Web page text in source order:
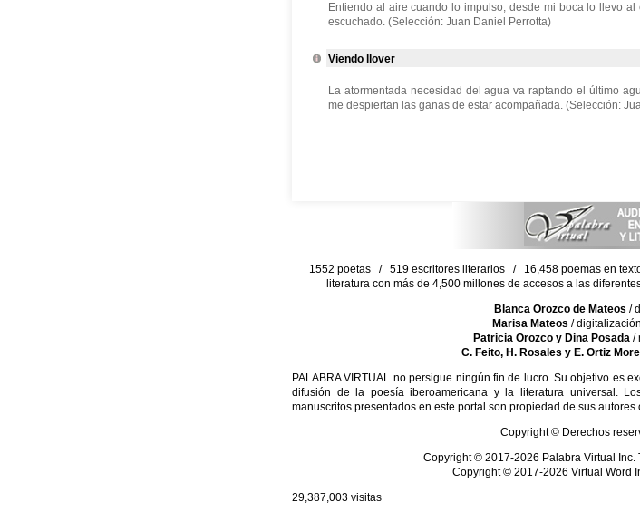
Entiendo al aire cuando lo impulso, desde mi boca lo llevo
escuchado. (Selección: Juan Daniel Perrotta)
Viendo llover
La atormentada necesidad del agua va raptando el último
me despiertan las ganas de estar acompañada. (Selección:
1552 poetas / 519 escritores literarios / 16,458 poemas en
literatura con más de 4,500 millones de accesos a las
Blanca Orozco de Mateos /
Marisa Mateos /
Patricia Orozco y Dina Posada/
C. Feito, H. Rosales y E. Ortiz
PALABRA VIRTUAL no persigue ningún fin de lucro. Su objetivo es
difusión de la poesía iberoamericana y la literatura universal.
manuscritos presentados en este portal son propiedad de sus autores
Copyright © Derechos
Copyright © 2017-2026 Palabra Virtual Inc.
Copyright © 2017-2026 Virtual Word
29,387,003 visitas